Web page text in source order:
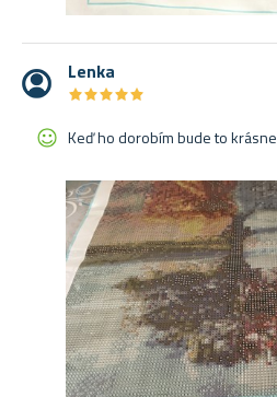
Lenka
★★★★★
★★★★★
Keď ho dorobím bude to krásne